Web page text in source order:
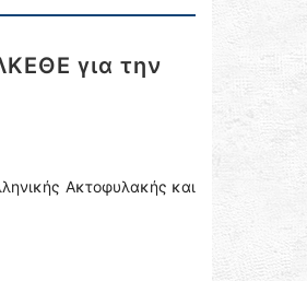
για την
Ακτοφυλακής και